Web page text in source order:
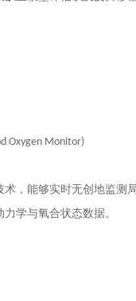
Oxygen Monitor)
，能够实时无创地监测
学与氧合状态数据。